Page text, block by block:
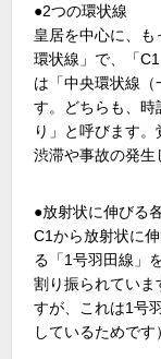
●2つの環状線
皇居を中心に、
環状線」で、「
は「中央環状線
す。どちらも、時
り」と呼びます。
渋滞や事故の発生
●放射状に伸びる
C1から放射状に
る「1号羽田線」
割り振られていま
すが、これは1号
しているためです